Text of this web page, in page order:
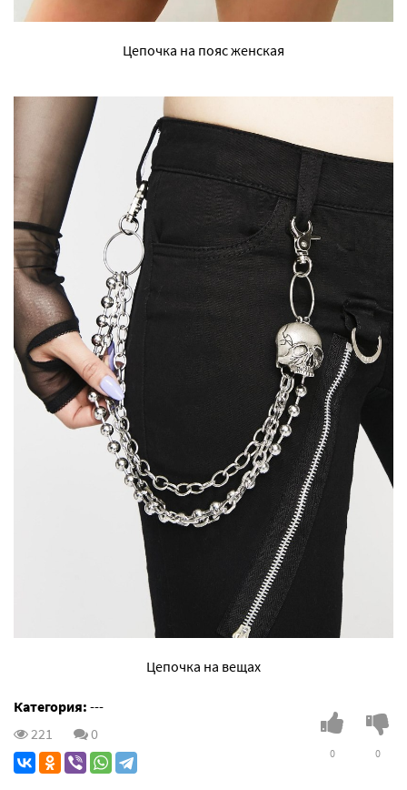
Цепочка на пояс женская
Цепочка на вещах
Категория: ---
221
0
0 0